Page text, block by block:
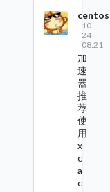
centos
10-
24
08:21
加
速
器
推
荐
使
用
x
c
a
c